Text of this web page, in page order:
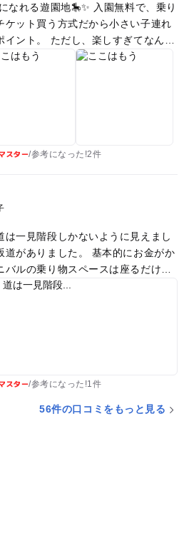
なれる遊園地🎠✨ 入園無料で、乗り
ケット買う方式だから小さい子連れ
ント。 ただし、楽しすぎてなんだ
になるのでその点は注意⚠️ 観覧車🎡
イプの遊園地でした。
スター/参考になった!2件
は一見階段しかないように見えまし
道がありました。 基本的にお金がか
バルの乗り物スペースは座るだけで
覧車は夜凄く並び、時間調整が難し
スター/参考になった!1件
56件の口コミをもっと見る